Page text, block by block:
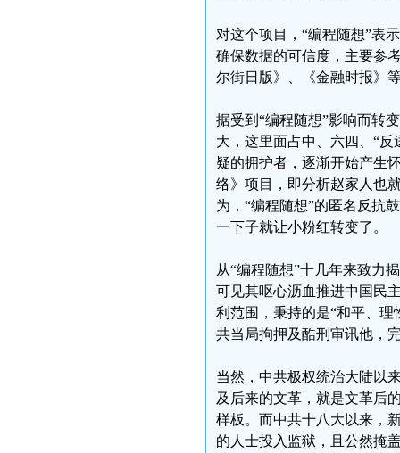
对这个项目，“编程随想”表
确保数据的可信度，主要参
尔街日版》、《金融时报》
据受到“编程随想”影响而转
大，这里面占中、六四、“
疑的拥护者，逐渐开始产生
络》项目，即分析赵家人也
为，“编程随想”的匿名反抗
一下子就让小粉红转变了。
从“编程随想”十几年来致力
可见其呕心沥血推进中国民
利范围，秉持的是“和平、
共当局拘押及酷刑审讯他，
当然，中共极权统治大陆以
及后来的文革，就是文革后
样板。而中共十八大以来，
的人士投入监狱，且公然掩